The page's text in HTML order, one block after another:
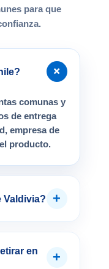
para que
+
comunas y
de entrega
empresa de
producto.
Valdivia? +
en
+